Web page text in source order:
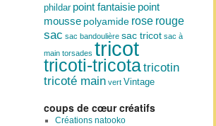
phildar point fantaisie point
mousse polyamide rose rouge
sac sac bandoulière sac tricot sac à
main torsades tricot
tricoti-tricotatricotin
tricoté main vert Vintage
coups de cœur créatifs
Créations natooko